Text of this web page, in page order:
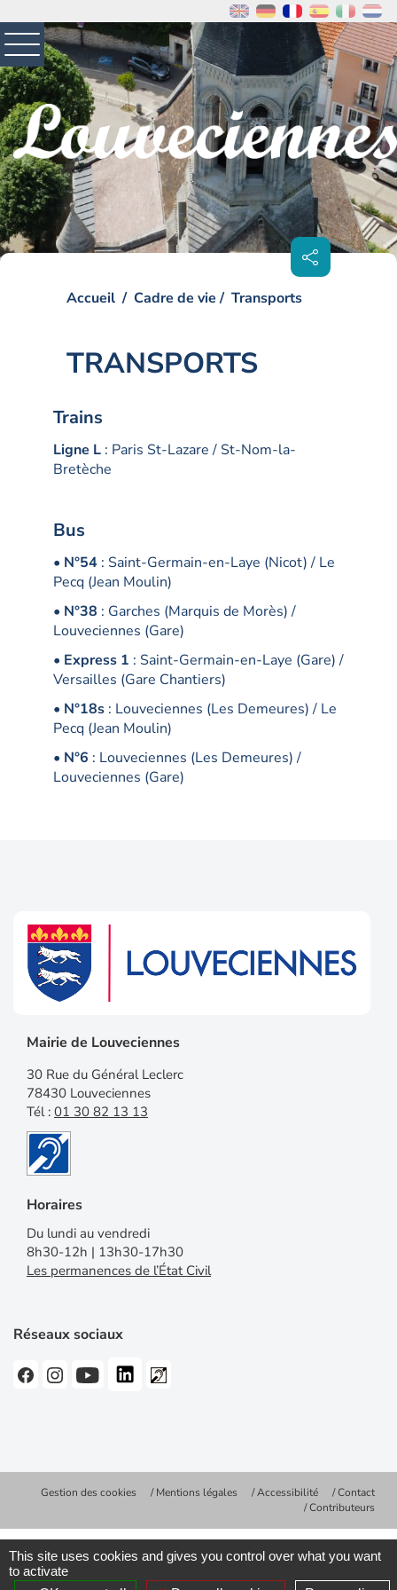
MENU
PRINCIPAL
Visiter la page accueil du site de Louveciennes
Accueil Cadre de vie Transports
Partager
sur les
réseaux
sociaux
TRANSPORTS
Trains
Ligne L : Paris St-Lazare / St-Nom-la-
Bretèche
Bus
• N°54 : Saint-Germain-en-Laye (Nicot) / Le
Pecq (Jean Moulin)
• N°38 : Garches (Marquis de Morès) /
Louveciennes (Gare)
• Express 1 : Saint-Germain-en-Laye (Gare) /
Versailles (Gare Chantiers)
• N°18s : Louveciennes (Les Demeures) / Le
Pecq (Jean Moulin)
• N°6 : Louveciennes (Les Demeures) /
Louveciennes (Gare)
Mairie de Louveciennes
30 Rue du Général Leclerc
78430 Louveciennes
Tél : 01 30 82 13 13
Horaires
Du lundi au vendredi
8h30-12h | 13h30-17h30
Les permanences de l’État Civil
Réseaux sociaux
Gestion des cookies Mentions légales Accessibilité
Contact
Contributeurs
This site uses cookies and gives you control over what you want
to activate